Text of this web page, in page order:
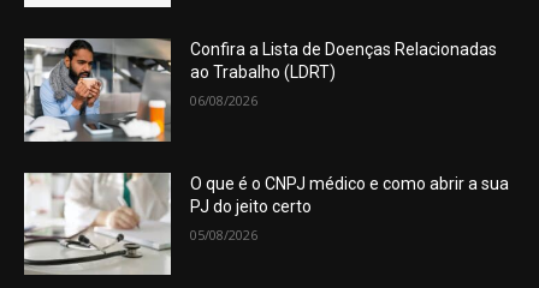
Confira a Lista de Doenças Relacionadas
ao Trabalho (LDRT)
06/08/2026
O que é o CNPJ médico e como abrir a sua
PJ do jeito certo
05/08/2026